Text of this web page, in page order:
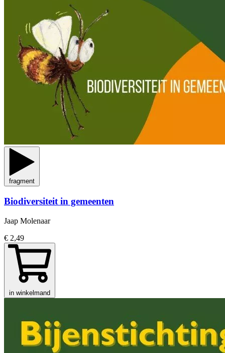
fragment
Biodiversiteit in gemeenten
Jaap Molenaar
€ 2,49
in winkelmand